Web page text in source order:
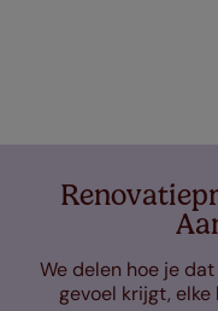
We delen hoe je
gevoel krijgt,